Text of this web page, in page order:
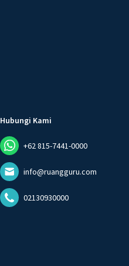
Hubungi Kami
+62 815-7441-0000
info@ruangguru.com
02130930000